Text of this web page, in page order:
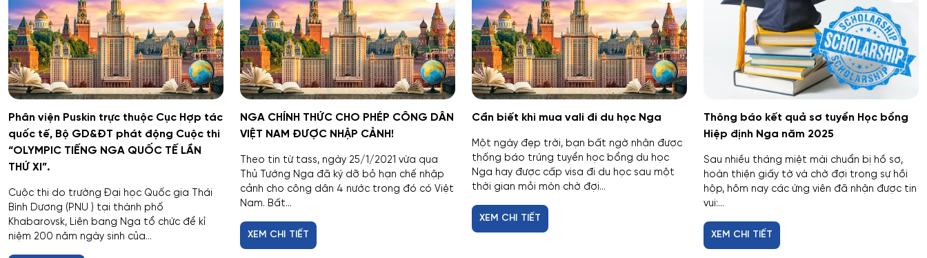
Phân viện Puskin trực thuộc Cục Hợp tác
quốc tế, Bộ GD&ĐT phát động Cuộc thi
“OLYMPIC TIẾNG NGA QUỐC TẾ LẦN
THỨ XI”.
Cuộc thi do trường Đại học Quốc gia Thái
Bình Dương (PNU ) tại thành phố
Khabarovsk, Liên bang Nga tổ chức để kỉ
niệm 200 năm ngày sinh của...
NGA CHÍNH THỨC CHO PHÉP CÔNG DÂN
VIỆT NAM ĐƯỢC NHẬP CẢNH!
Theo tin từ tass, ngày 25/1/2021 vừa qua
Thủ Tướng Nga đã ký dỡ bỏ hạn chế nhập
cảnh cho công dân 4 nước trong đó có Việt
Nam. Bất...
XEM CHI TIẾT
Cần biết khi mua vali đi du học Nga
Một ngày đẹp trời, bạn bất ngờ nhận được
thống báo trúng tuyển học bổng du học
Nga hay được cấp visa đi du học sau một
thời gian mỏi mòn chờ đợi...
XEM CHI TIẾT
Thông báo kết quả sơ tuyển Học bổng
Hiệp định Nga năm 2025
Sau nhiều tháng miệt mài chuẩn bị hồ sơ,
hoàn thiện giấy tờ và chờ đợi trong sự hồi
hộp, hôm nay các ứng viên đã nhận được tin
vui:...
XEM CHI TIẾT